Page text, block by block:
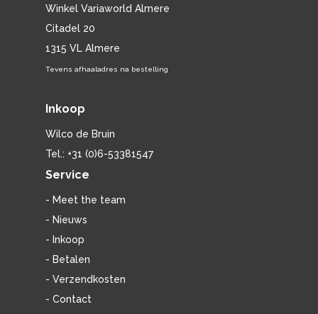
Winkel Variaworld Almere
Citadel 20
1315 VL Almere
Tevens afhaaladres na bestelling
Inkoop
Wilco de Bruin
Tel.: +31 (0)6-53381547
Service
- Meet the team
- Nieuws
- Inkoop
- Betalen
- Verzendkosten
- Contact